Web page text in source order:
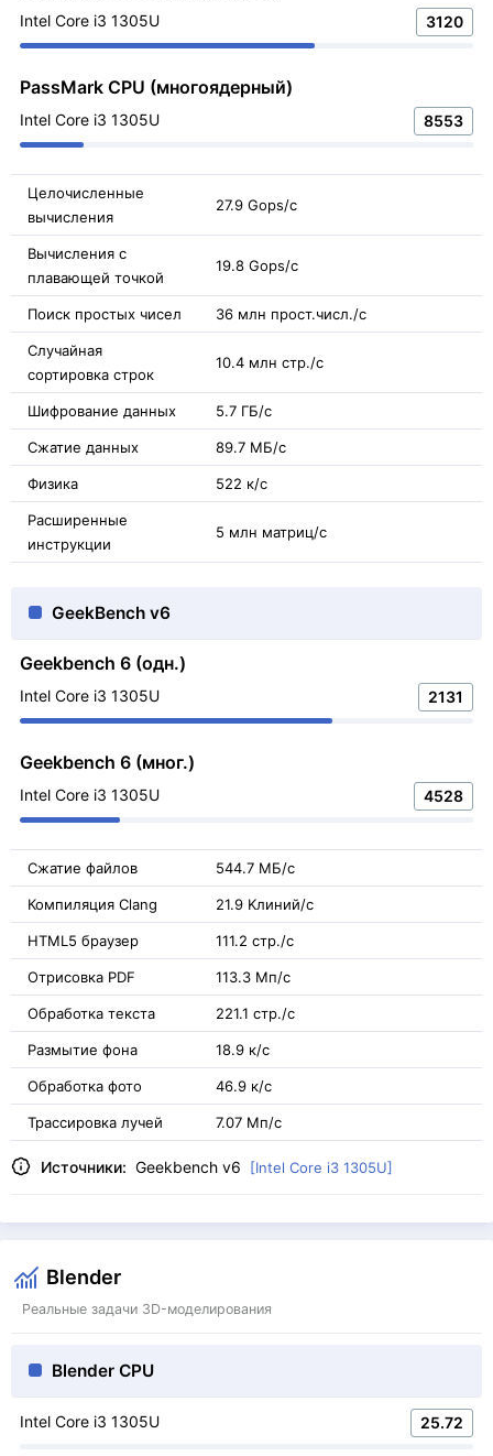
Intel Core i3 1305U 3120
PassMark CPU (многоядерный)
Intel Core i3 1305U 8553
Целочисленные
вычисления
27.9 Gops/с
Вычисления с
плавающей точкой
19.8 Gops/с
Поиск простых чисел 36 млн прост.числ./с
Случайная
сортировка строк
10.4 млн стр./с
Шифрование данных 5.7 ГБ/с
Сжатие данных 89.7 МБ/с
Физика 522 к/с
Расширенные
инструкции
5 млн матриц/с
GeekBench v6
Geekbench 6 (одн.)
Intel Core i3 1305U 2131
Geekbench 6 (мног.)
Intel Core i3 1305U 4528
Сжатие файлов 544.7 МБ/с
Компиляция Clang 21.9 Kлиний/с
HTML5 браузер 111.2 стр./с
Отрисовка PDF 113.3 Мп/с
Обработка текста 221.1 стр./с
Размытие фона 18.9 к/с
Обработка фото 46.9 к/с
Трассировка лучей 7.07 Мп/с
Источники: Geekbench v6 [Intel Core i3 1305U]
Blender
Реальные задачи 3D-моделирования
Blender CPU
Intel Core i3 1305U 25.72